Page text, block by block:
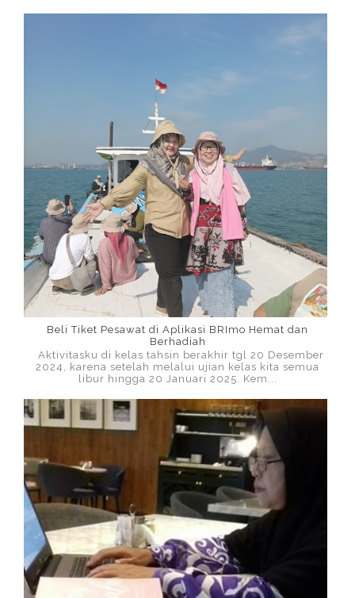
Beli Tiket Pesawat di Aplikasi BRImo Hemat dan
Berhadiah
Aktivitasku di kelas tahsin berakhir tgl 20 Desember
2024, karena setelah melalui ujian kelas kita semua
libur hingga 20 Januari 2025. Kem...